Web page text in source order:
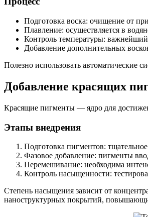
Подготовка воска: очищение от
Плавление: осуществляется в
Контроль температуры:
Добавление дополнительных
Полезно использовать автоматические
Добавление красящих
Красящие пигменты — ядро для
Этапы внедрения
Подготовка пигментов:
Фазовое добавление: пигменты
Перемешивание: необходима
Контроль насыщенности:
Степень насыщения зависит от
наноструктурных покрытий,